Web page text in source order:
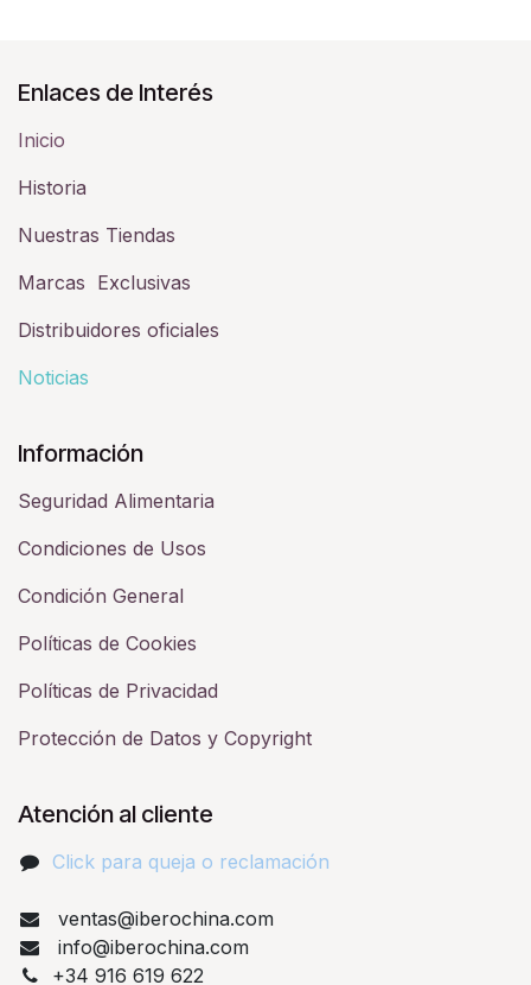
Enlaces de Interés
Inicio
Historia​
Nuestras Tiendas
Marcas Exclusivas
Distribuidores oficiales
Noticias
Información
Seguridad Alimentaria
Condiciones de Usos
Condición General
Políticas de Cookies
Políticas de Privacidad
Protección de Datos y Copyright
Atención al cliente
Click para queja o reclamación​
ventas@iberochina.com
info@iberochina.com
+34 916 619 622